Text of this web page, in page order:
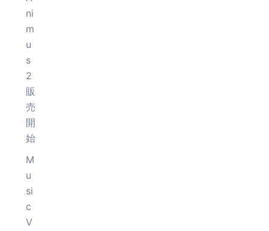
ni
m
u
s
2
販
売
開
始
M
u
si
c
V